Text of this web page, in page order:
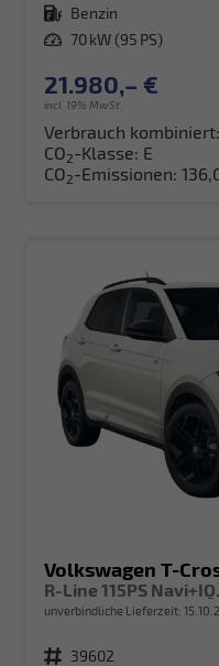
Kraftstoff Benzin
Leistung 70 kW (95 PS)
21.980,– €
incl. 19% MwSt.
Verbrauch kombiniert:
CO2-Klasse: E
CO2-Emissionen:
Volkswagen T-
unverbindliche Lieferzeit:
Fahrzeugnr. 39602